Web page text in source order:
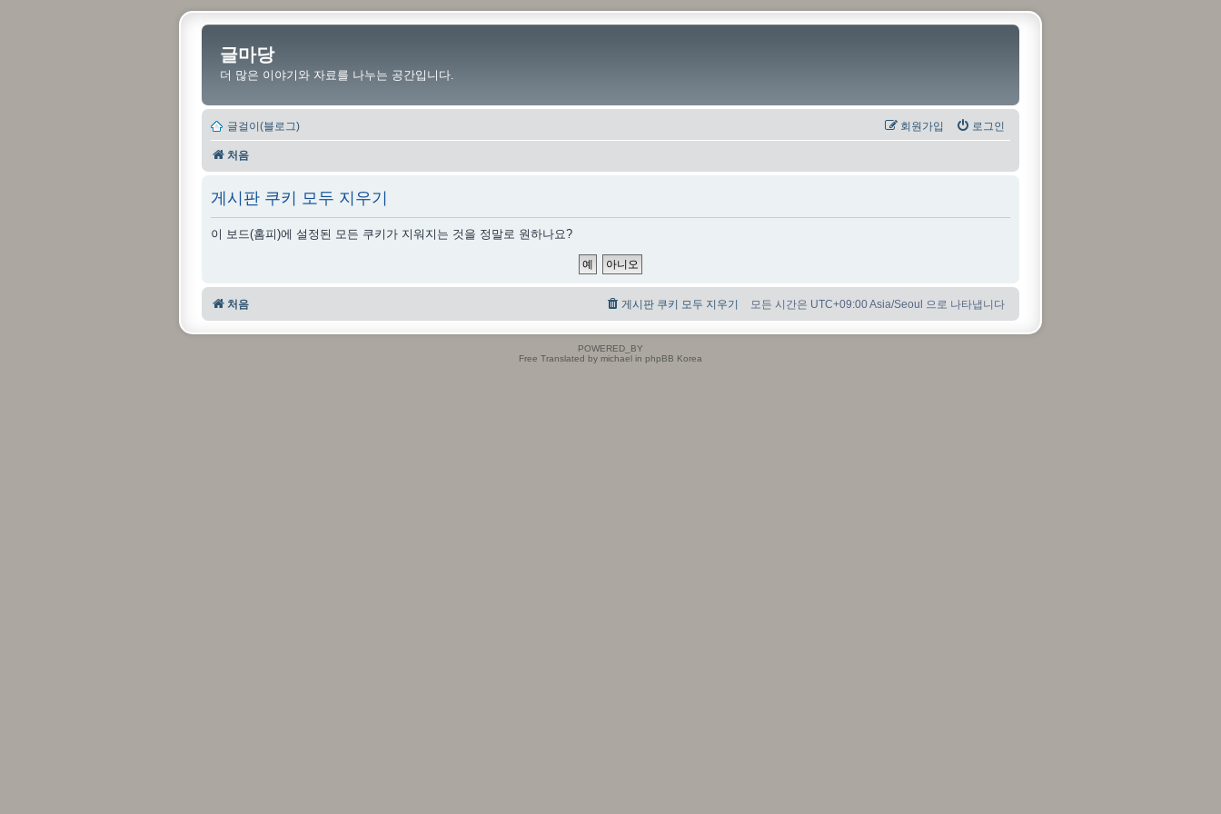
글마당
더 많은 이야기와 자료를 나누는 공간입니다.
글걸이(블로그) 로그인
회원가입
처음
게시판 쿠키 모두 지우기
이 보드(홈피)에 설정된 모든 쿠키가 지워지는 것을 정말로 원하나요?
처음 모든 시간은 UTC+09:00 Asia/Seoul 으로 나타냅니다
게시판 쿠키 모두 지우기
POWERED_BY
Free Translated by michael in phpBB Korea